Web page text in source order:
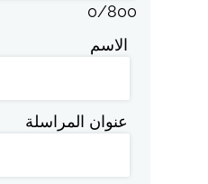
0/800
الاسم
عنوان المراسلة